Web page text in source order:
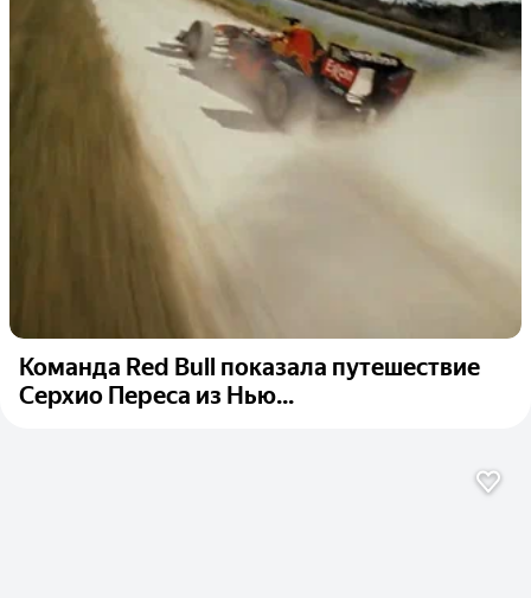
Команда Red Bull показала путешествие
Серхио Переса из Нью...